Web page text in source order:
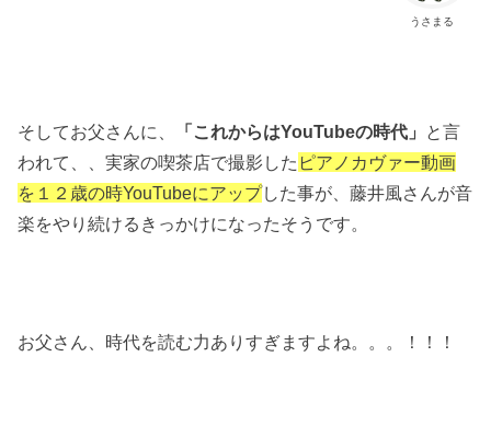
うさまる
そしてお父さんに、 「これからはYouTubeの時代」
と言
われて、、実家の喫茶店で撮影した ピアノカヴァー動画
を１２歳の時YouTubeにアップした事が、藤井風さんが音
楽をやり続けるきっかけになったそうです。
お父さん、時代を読む力ありすぎますよね。。。！！！